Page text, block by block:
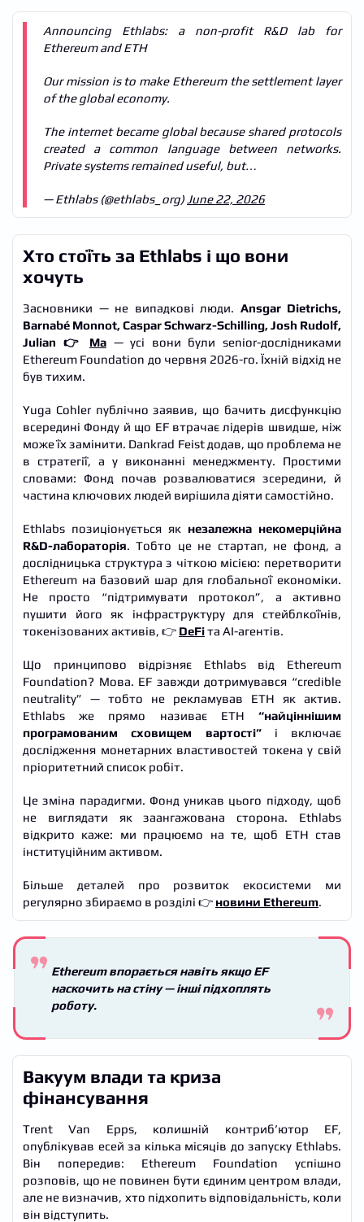
Announcing Ethlabs: a non-profit R&D lab for
Ethereum and ETH
Our mission is to make Ethereum the settlement layer
of the global economy.
The internet became global because shared protocols
created a common language between networks.
Private systems remained useful, but…
— Ethlabs (@ethlabs_org) June 22, 2026
Хто стоїть за Ethlabs і що вони
хочуть
Засновники — не випадкові люди. Ansgar Dietrichs,
Barnabé Monnot, Caspar Schwarz-Schilling, Josh Rudolf,
Julian 👉 Ma— усі вони були senior-дослідниками
Ethereum Foundation до червня 2026-го. Їхній відхід не
був тихим.
Yuga Cohler публічно заявив, що бачить дисфункцію
всередині Фонду й що EF втрачає лідерів швидше, ніж
може їх замінити. Dankrad Feist додав, що проблема не
в стратегії, а у виконанні менеджменту. Простими
словами: Фонд почав розвалюватися зсередини, й
частина ключових людей вирішила діяти самостійно.
Ethlabs позиціонується як незалежна некомерційна
R&D-лабораторія. Тобто це не стартап, не фонд, а
дослідницька структура з чіткою місією: перетворити
Ethereum на базовий шар для глобальної економіки.
Не просто “підтримувати протокол”, а активно
пушити його як інфраструктуру для стейблкоїнів,
токенізованих активів, 👉 DeFiта AI-агентів.
Що принципово відрізняє Ethlabs від Ethereum
Foundation? Мова. EF завжди дотримувався “credible
neutrality” — тобто не рекламував ETH як актив.
Ethlabs же прямо називає ETH “найціннішим
програмованим сховищем вартості”і включає
дослідження монетарних властивостей токена у свій
пріоритетний список робіт.
Це зміна парадигми. Фонд уникав цього підходу, щоб
не виглядати як заангажована сторона. Ethlabs
відкрито каже: ми працюємо на те, щоб ETH став
інституційним активом.
Більше деталей про розвиток екосистеми ми
регулярно збираємо в розділі 👉 новини Ethereum.
Ethereum впорається навіть якщо EF
наскочить на стіну — інші підхоплять
роботу.
Вакуум влади та криза
фінансування
Trent Van Epps, колишній контриб’ютор EF,
опублікував есей за кілька місяців до запуску Ethlabs.
Він попередив: Ethereum Foundation успішно
розповів, що не повинен бути єдиним центром влади,
але не визначив, хто підхопить відповідальність, коли
він відступить.